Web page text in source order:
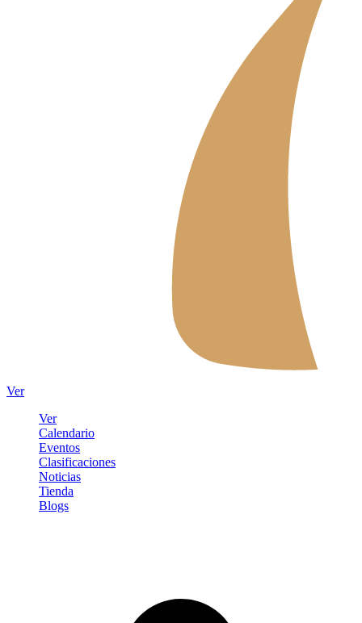
Ver
Ver
Calendario
Eventos
Clasificaciones
Noticias
Tienda
Blogs